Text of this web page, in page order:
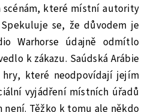
které místní autority
se, že důvodem je
Warhorse údajně odmítlo
k zákazu. Saúdská Arábie
které neodpovídají jejím
vyjádření místních úřadů
není. Těžko k tomu ale někdo